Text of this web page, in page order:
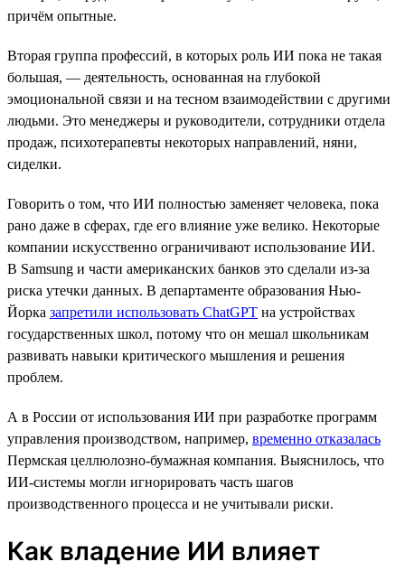
причём опытные.
Вторая группа профессий, в которых роль ИИ пока не такая
большая, — деятельность, основанная на глубокой
эмоциональной связи и на тесном взаимодействии с другими
людьми. Это менеджеры и руководители, сотрудники отдела
продаж, психотерапевты некоторых направлений, няни,
сиделки.
Говорить о том, что ИИ полностью заменяет человека, пока
рано даже в сферах, где его влияние уже велико. Некоторые
компании искусственно ограничивают использование ИИ.
В Samsung и части американских банков это сделали из-за
риска утечки данных. В департаменте образования Нью-
Йорка запретили использовать ChatGPT на устройствах
государственных школ, потому что он мешал школьникам
развивать навыки критического мышления и решения
проблем.
А в России от использования ИИ при разработке программ
управления производством, например, временно отказалась
Пермская целлюлозно-бумажная компания. Выяснилось, что
ИИ-системы могли игнорировать часть шагов
производственного процесса и не учитывали риски.
Как владение ИИ влияет